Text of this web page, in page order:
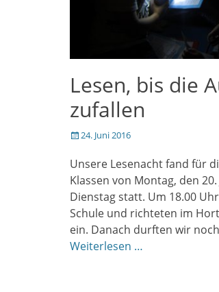
Lesen, bis die
zufallen
Veröffentlicht
24. Juni 2016
Unsere Lesenacht fand für
Klassen von Montag, den
Dienstag statt. Um 18.00
Schule und richteten im
ein. Danach durften wir
Weiterlesen …